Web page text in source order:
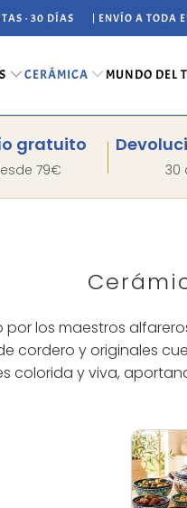
· 30 DÍAS | ENVÍO A TODA
CERÁMICA MUNDO DEL
gratuito
79€ 30
los maestros
cordero y originales
colorida y viva,